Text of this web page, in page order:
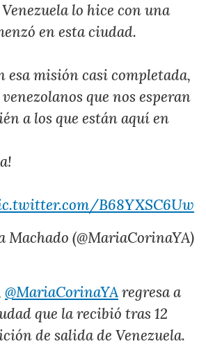
lo hice con una
en esta ciudad.
esa misión casi completada,
que nos esperan
a los que están aquí en
B68YXSC6Uw
(@MariaCorinaYA)
@MariaCorinaYAregresa a
que la recibió tras 12
de salida de Venezuela.